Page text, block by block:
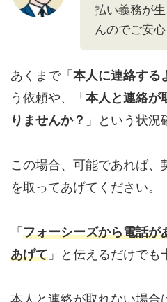
払い義務が
んのでご安心
あくまで「 本人に連絡する
う依頼や、「 本人と連絡が
りませんか？ 」という状況
この場合、可能であれば、
を取ってあげてください。
「 フォーシーズから電話が
あげて 」と伝えるだけでも